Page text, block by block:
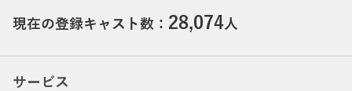
現在の登録キャスト数： 28,074人
サービス